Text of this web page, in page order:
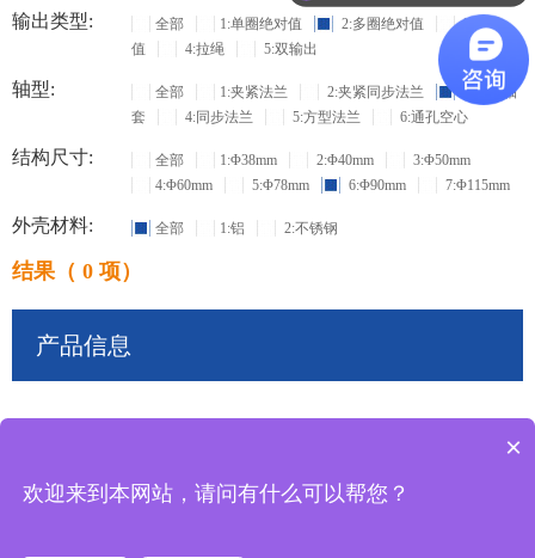
输出类型: 全部 1:单圈绝对值 2:多圈绝对值
3:增量
值
4:拉绳 5:双输出
轴型: 全部 1:夹紧法兰 2:夹紧同步法兰
3:盲孔轴
套
4:同步法兰 5:方型法兰 6:通孔空心
结构尺寸: 全部 1:Φ38mm 2:Φ40mm
3:Φ50mm
4:Φ60mm
5:Φ78mm 6:Φ90mm 7:Φ115mm
外壳材料: 全部 1:铝 2:不锈钢
结果（ 0 项）
产品信息
×
欢迎来到本网站，请问有什么可以帮您？